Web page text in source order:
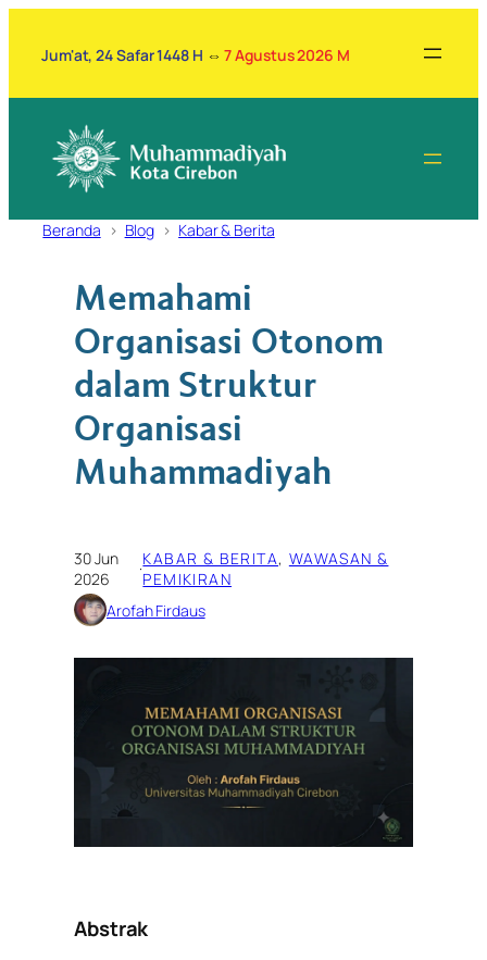
Jum'at, 24 Safar 1448 H ⇔7 Agustus 2026 M
Beranda Blog Kabar & Berita
Memahami
Organisasi Otonom
dalam Struktur
Organisasi
Muhammadiyah
30 Jun
2026
·KABAR & BERITA, WAWASAN &
PEMIKIRAN
Arofah Firdaus
Abstrak